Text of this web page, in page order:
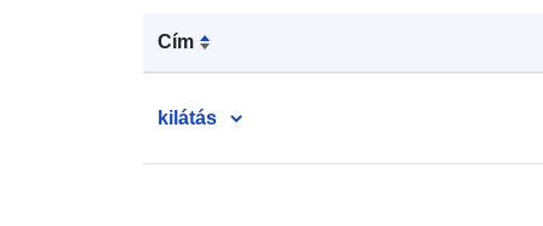
Cím
kilátás